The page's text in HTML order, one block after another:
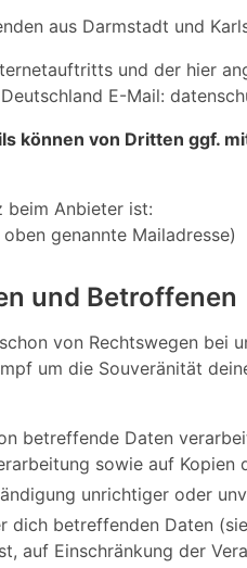
aus Darmstadt und
und der hier
E-Mail:
können von Dritten ggf.
beim Anbieter ist:
genannte Mailadresse)
und Betroffenen
von Rechtswegen bei
um die Souveränität
betreffende Daten
sowie auf Kopien
unrichtiger oder
dich betreffenden Daten
auf Einschränkung der